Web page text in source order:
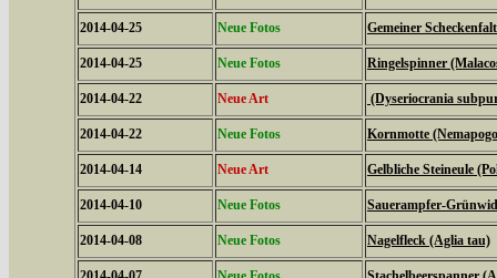
2014-04-25 Neue Fotos Gemeiner
2014-04-25 Neue Fotos Ringelspinner
2014-04-22 Neue Art (Dyseriocrania
2014-04-22 Neue Fotos Kornmotte
2014-04-14 Neue Art Gelbliche Steineule
2014-04-10 Neue Fotos Sauerampfer-
2014-04-08 Neue Fotos Nagelfleck (Aglia tau)